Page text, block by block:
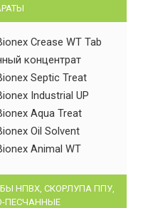
Crease WT Tab
концентрат
Septic Treat
Industrial UP
Aqua Treat
Oil Solvent
Animal WT
НПВХ, СКОРЛУПА ППУ,
ПЕСЧАННЫЕ